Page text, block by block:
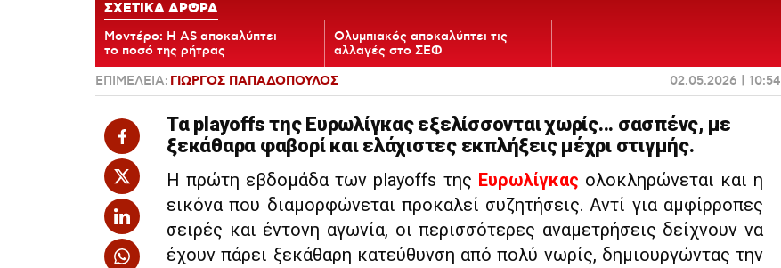
ΣΧΕΤΙΚΑ ΑΡΘΡΑ
Μοντέρο: Η AS αποκαλύπτει
το ποσό της ρήτρας
Ολυμπιακός αποκαλύπτει τις
αλλαγές στο ΣΕΦ
ΕΠΙΜΕΛΕΙΑ: ΓΙΩΡΓΟΣ ΠΑΠΑΔΟΠΟΥΛΟΣ 02.05.2026 | 10:54
Τα playoffs της Ευρωλίγκας εξελίσσονται χωρίς... σασπένς, με
ξεκάθαρα φαβορί και ελάχιστες εκπλήξεις μέχρι στιγμής.
Η πρώτη εβδομάδα των playoffs της Ευρωλίγκας ολοκληρώνεται και η
εικόνα που διαμορφώνεται προκαλεί συζητήσεις. Αντί για αμφίρροπες
σειρές και έντονη αγωνία, οι περισσότερες αναμετρήσεις δείχνουν να
έχουν πάρει ξεκάθαρη κατεύθυνση από πολύ νωρίς, δημιουργώντας την